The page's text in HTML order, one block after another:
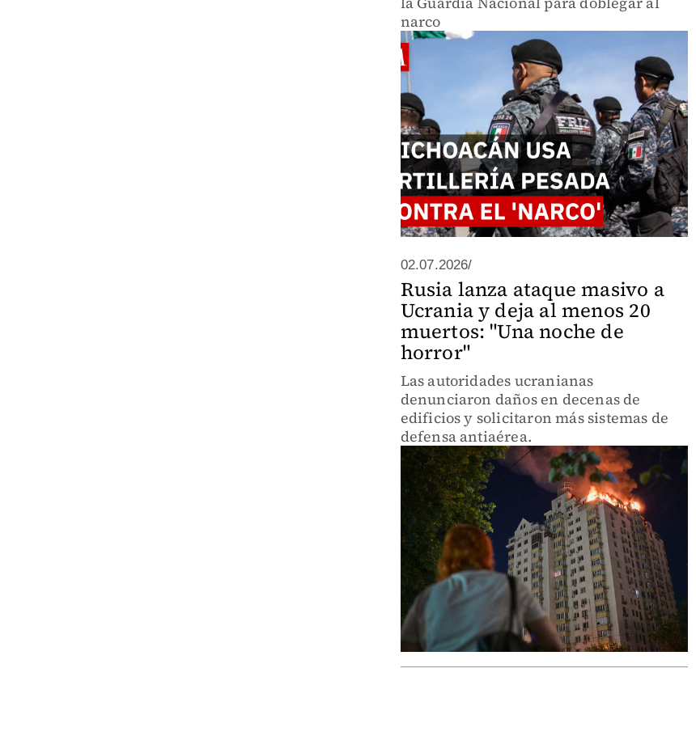
narco
02.07.2026/
Rusia lanza ataque masivo a
Ucrania y deja al menos 20
muertos: "Una noche de
horror"
Las autoridades ucranianas
denunciaron daños en decenas de
edificios y solicitaron más sistemas de
defensa antiaérea.